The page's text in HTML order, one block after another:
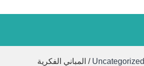
Uncategorized / المباني الفكرية